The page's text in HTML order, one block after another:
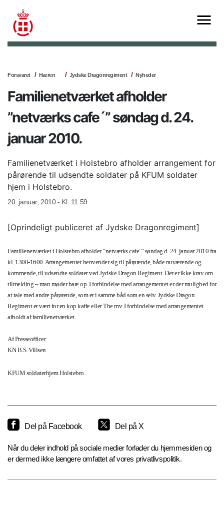
Forsvaret Hæren Jydske Dragonregiment Nyheder
Familienetværket afholder
”netværks cafe´” søndag d. 24.
januar 2010.
Familienetværket i Holstebro afholder arrangement for
pårørende til udsendte soldater på KFUM soldater
hjem i Holstebro.
20. januar, 2010 - Kl. 11.59
[Oprindeligt publiceret af Jydske Dragonregiment]
Familienetværket i Holstebro afholder ”netværks cafe´” søndag d. 24. januar 2010 fra
kl. 1300-1600. Arrangementet henvender sig til pårørende, både nuværende og
kommende, til udsendte soldater ved Jydske Dragon Regiment. Der er ikke krav om
tilmelding – man møder bare op. I forbindelse med arrangementet er der mulighed for
at tale med andre pårørende, som er i samme båd som en selv.Jydske Dragon
Regiment er vært for en kop kaffe eller The mv. I forbindelse med arrangementet
afholdt af familienetværket.
Af Presseofficer
KN B.S. Villsen
KFUM soldaterhjem Holstebro.
Del på Facebook Del på X
Når du deler indhold på sociale medier forlader du hjemmesiden og
er dermed ikke længere omfattet af vores privatlivspolitik.